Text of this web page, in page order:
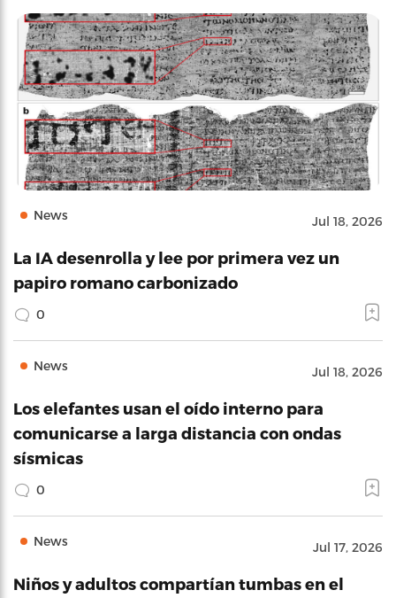
News Jul 18, 2026
La IA desenrolla y lee por primera vez un
papiro romano carbonizado
0
News Jul 18, 2026
Los elefantes usan el oído interno para
comunicarse a larga distancia con ondas
sísmicas
0
News Jul 17, 2026
Niños y adultos compartían tumbas en el